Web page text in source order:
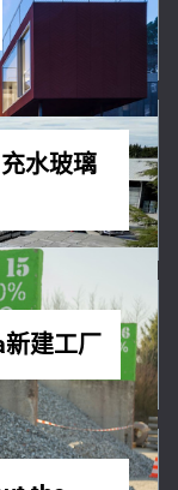
水玻璃
建工厂